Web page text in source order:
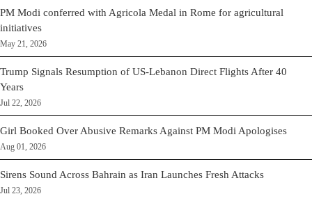
PM Modi conferred with Agricola Medal in Rome for agricultural
initiatives
May 21, 2026
Trump Signals Resumption of US-Lebanon Direct Flights After 40
Years
Jul 22, 2026
Girl Booked Over Abusive Remarks Against PM Modi Apologises
Aug 01, 2026
Sirens Sound Across Bahrain as Iran Launches Fresh Attacks
Jul 23, 2026